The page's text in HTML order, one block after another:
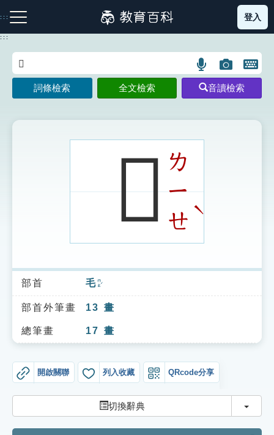
到
主
:::
注音索引圖示 筆畫索引圖示 部首索引表圖示
索引選單
知識索引
單字索引
登入
:::
語
言
搜
示
圖
片
搜
開
鍵
圖
詞條檢索 全文檢索 音讀檢索
𣰌ㄌ
ㄧ
ㄝ
ˋ
部首 毛ㄇㄠˊ
部首外筆畫 13 畫
總筆畫 17 畫
開啟關聯 列入收藏 QRcode分享
切換辭典 切換